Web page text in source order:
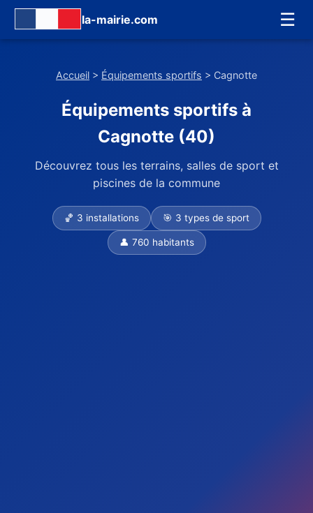
la-mairie.com ☰
Accueil > Équipements sportifs > Cagnotte
Équipements sportifs à
Cagnotte (40)
Découvrez tous les terrains, salles de sport et
piscines de la commune
🏀 3 installations 🎯 3 types de sport
👤 760 habitants